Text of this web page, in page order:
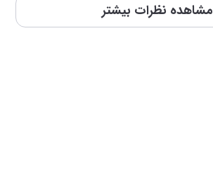
مشاهده نظرات بیشتر